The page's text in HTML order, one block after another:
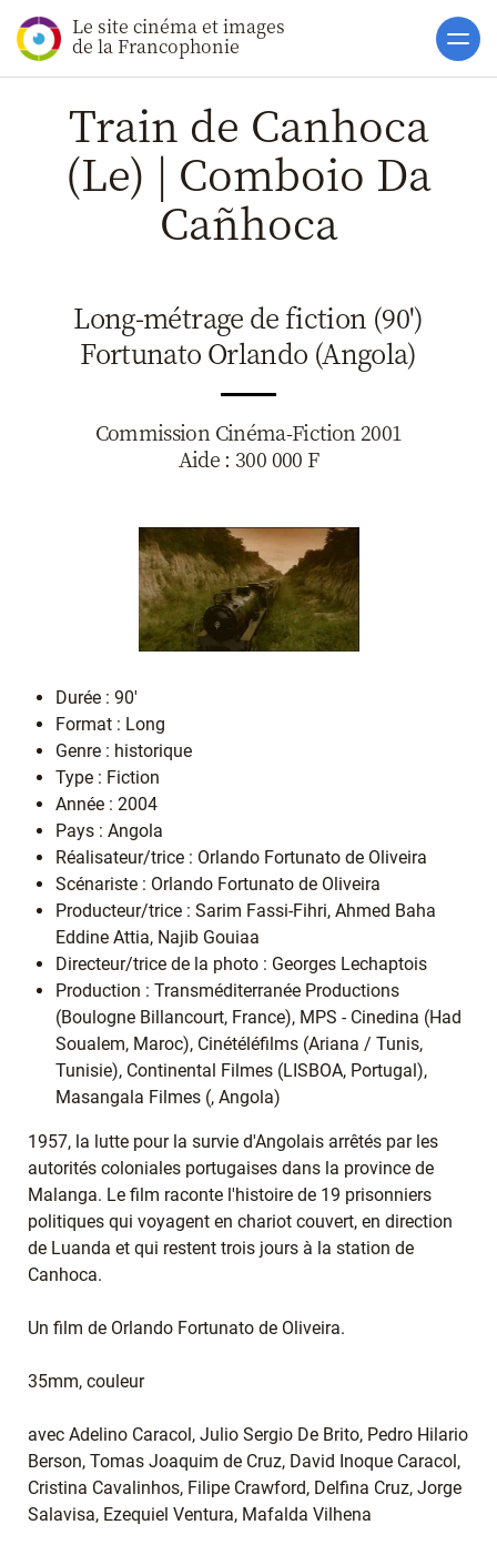
Le site cinéma et images
de la Francophonie Accueil
Actualités
Soutiens
Catalogue
Clap ACP
Boites à
Accès pro
Train de Canhoca
(Le) | Comboio Da
Cañhoca
Long-métrage de fiction (90')
Fortunato Orlando (Angola)
Commission Cinéma-Fiction 2001
Aide : 300 000 F
Durée : 90'
Format : Long
Genre : historique
Type : Fiction
Année : 2004
Pays : Angola
Réalisateur/trice : Orlando Fortunato de Oliveira
Scénariste : Orlando Fortunato de Oliveira
Producteur/trice : Sarim Fassi-Fihri, Ahmed Baha
Eddine Attia, Najib Gouiaa
Directeur/trice de la photo : Georges Lechaptois
Production : Transméditerranée Productions
(Boulogne Billancourt, France), MPS - Cinedina (Had
Soualem, Maroc), Cinétéléfilms (Ariana / Tunis,
Tunisie), Continental Filmes (LISBOA, Portugal),
Masangala Filmes (, Angola)
1957, la lutte pour la survie d'Angolais arrêtés par les
autorités coloniales portugaises dans la province de
Malanga. Le film raconte l'histoire de 19 prisonniers
politiques qui voyagent en chariot couvert, en direction
de Luanda et qui restent trois jours à la station de
Canhoca.
Un film de Orlando Fortunato de Oliveira.
35mm, couleur
avec Adelino Caracol, Julio Sergio De Brito, Pedro Hilario
Berson, Tomas Joaquim de Cruz, David Inoque Caracol,
Cristina Cavalinhos, Filipe Crawford, Delfina Cruz, Jorge
Salavisa, Ezequiel Ventura, Mafalda Vilhena